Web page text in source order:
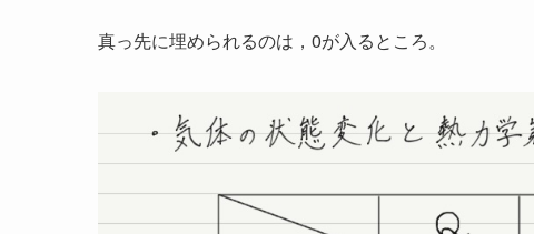
真っ先に埋められるのは，0が入るところ。